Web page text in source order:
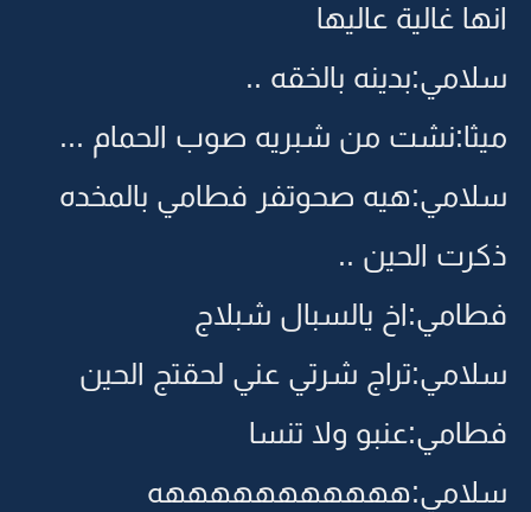
انها غالية عاليها
سلامي:بدينه بالخقه ..
ميثا:نشت من شبريه صوب الحمام ...
سلامي:هيه صحوتفر فطامي بالمخده
ذكرت الحين ..
فطامي:اخ يالسبال شبلاج
سلامي:تراج شرتي عني لحقتج الحين
فطامي:عنبو ولا تنسا
سلامي:هههههههههههه